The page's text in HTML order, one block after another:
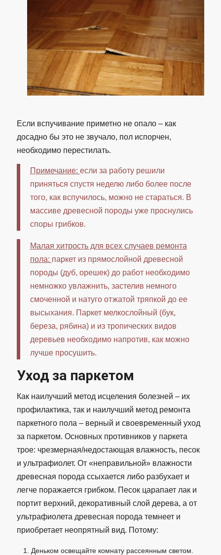
Если вспучивание приметно не опало – как
досадно бы это не звучало, пол испорчен,
необходимо перестилать.
Примечание: если за работу решили
приняться спустя неделю либо более после
того, как вспучилось, можно не стараться. В
массиве древесной породы уже проснулись
споры грибков.
Малая хитрость для всех случаев ремонта
пола: паркет из прямослойной древесной
породы (дуб, орешек) до работ необходимо
немножко увлажнить, застелив немного
смоченной и натуго отжатой тряпкой до ее
высыхания. Паркет мелкослойный (бук,
береза, рябина) и из тропических видов
деревьев необходимо напротив, как можно
лучше просушить.
Уход за паркетом
Как наилучший метод исцеления болезней – их
профилактика, так и наилучший метод ремонта
паркетного пола – верный и своевременный уход
за паркетом. Основных противников у паркета
трое: чрезмерная/недостающая влажность, песок
и ультрафиолет. От «неправильной» влажности
древесная порода ссыхается либо разбухает и
легче поражается грибком. Песок царапает лак и
портит верхний, декоративный слой дерева, а от
ультрафиолета древесная порода темнеет и
приобретает неопрятный вид. Потому:
Деньком освещайте комнату рассеянным светом.